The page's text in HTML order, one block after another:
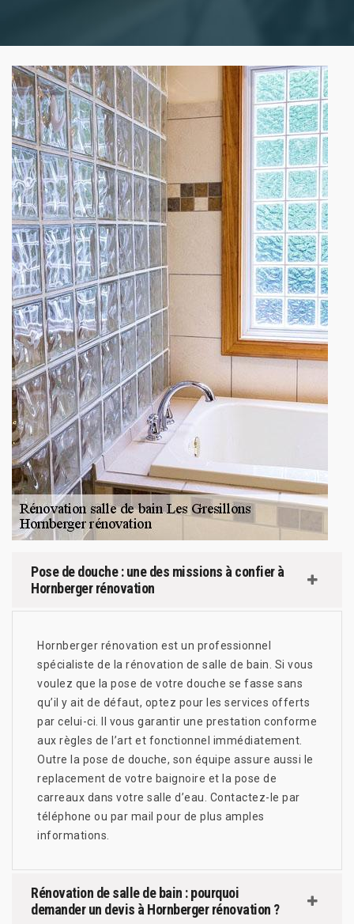
Pose de douche : une des missions à confier à
Hornberger rénovation
Hornberger rénovation est un professionnel
spécialiste de la rénovation de salle de bain. Si vous
voulez que la pose de votre douche se fasse sans
qu’il y ait de défaut, optez pour les services offerts
par celui-ci. Il vous garantir une prestation conforme
aux règles de l’art et fonctionnel immédiatement.
Outre la pose de douche, son équipe assure aussi le
replacement de votre baignoire et la pose de
carreaux dans votre salle d’eau. Contactez-le par
téléphone ou par mail pour de plus amples
informations.
Rénovation de salle de bain : pourquoi
demander un devis à Hornberger rénovation ?